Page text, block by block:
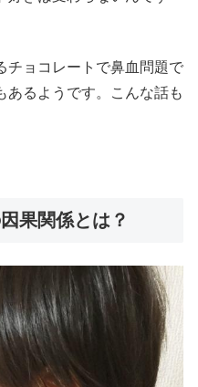
チョコレートで鼻血問題で
あるようです。こんな話も
果関係とは？